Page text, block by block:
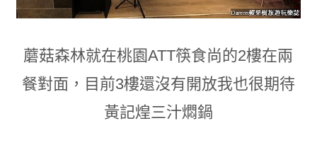
蘑菇森林就在桃園ATT筷食尚的2樓在兩
餐對面 ，目前3樓還沒有開放我也很期待
黃記煌三汁燜鍋